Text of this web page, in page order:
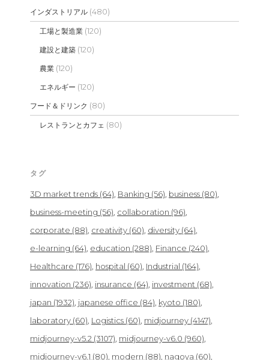
インダストリアル (480)
工場と製造業 (120)
建設と建築 (120)
農業 (120)
エネルギー (120)
フード＆ドリンク (80)
レストランとカフェ (80)
タグ
3D market trends (64) Banking (56) business (80)
business-meeting (56) collaboration (96)
corporate (88) creativity (60) diversity (64)
e-learning (64) education (288) Finance (240)
Healthcare (176) hospital (60) Industrial (164)
innovation (236) insurance (64) investment (68)
japan (1932) japanese office (84) kyoto (180)
laboratory (60) Logistics (60) midjourney (4147)
midjourney-v5.2 (3107) midjourney-v6.0 (960)
midjourney-v6.1 (80) modern (88) nagoya (60)